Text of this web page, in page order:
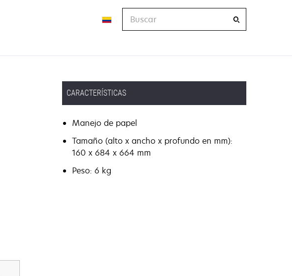
CARACTERÍSTICAS
Manejo de papel
Tamaño (alto x ancho x profundo en mm):
160 x 684 x 664 mm
Peso: 6 kg